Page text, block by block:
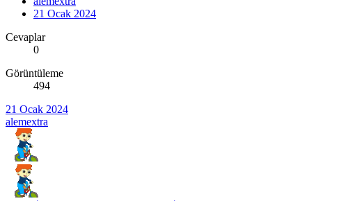
21 Ocak 2024
Cevaplar
0
Görüntüleme
494
21 Ocak 2024
alemextra